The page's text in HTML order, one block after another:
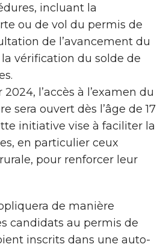
incluant la
ou de vol du permis de
de l’avancement du
vérification du solde de
l’accès à l’examen du
sera ouvert dès l’âge de 17
initiative vise à faciliter la
en particulier ceux
pour renforcer leur
de manière
candidats au permis de
inscrits dans une auto-